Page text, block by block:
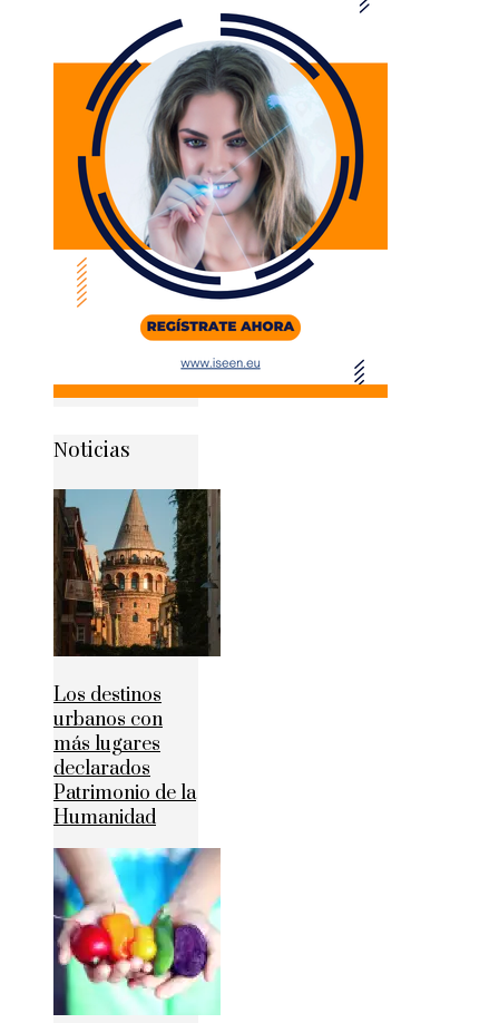
Noticias
Los destinos
urbanos con
más lugares
declarados
Patrimonio de la
Humanidad